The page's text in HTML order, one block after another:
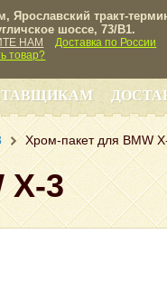
Ярославский тракт-
шоссе, 73/B1.
НАМ
Доставка по России
товар?
Хром-пакет для BMW
X-3